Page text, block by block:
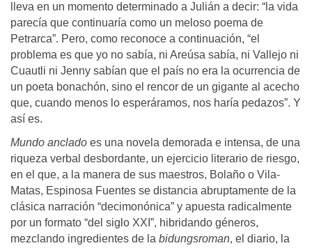
lleva en un momento determinado a Julián a decir: “la vida
parecía que continuaría como un meloso poema de
Petrarca”. Pero, como reconoce a continuación, “el
problema es que yo no sabía, ni Areúsa sabía, ni Vallejo ni
Cuautli ni Jenny sabían que el país no era la ocurrencia de
un poeta bonachón, sino el rencor de un gigante al acecho
que, cuando menos lo esperáramos, nos haría pedazos”. Y
así es.
Mundo anclado es una novela demorada e intensa, de una
riqueza verbal desbordante, un ejercicio literario de riesgo,
en el que, a la manera de sus maestros, Bolaño o Vila-
Matas, Espinosa Fuentes se distancia abruptamente de la
clásica narración “decimonónica” y apuesta radicalmente
por un formato “del siglo XXI”, hibridando géneros,
mezclando ingredientes de la bidungsroman, el diario, la